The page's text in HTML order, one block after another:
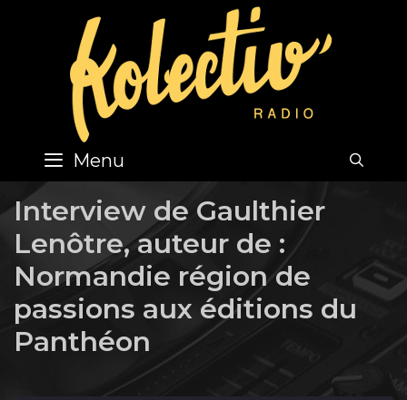
content
Menu
Interview de Gaulthier
Lenôtre, auteur de :
Normandie région de
passions aux éditions du
Panthéon